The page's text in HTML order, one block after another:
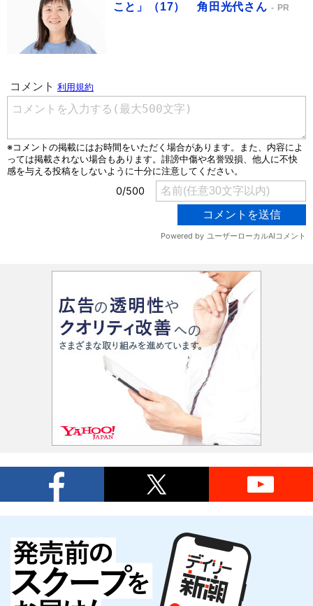
こと」（17） 角田光代さん
PR